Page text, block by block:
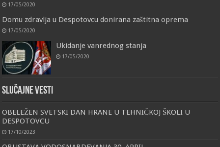
17/05/2020
Domu zdravlja u Despotovcu donirana zaštitna oprema
17/05/2020
Ukidanje vanrednog stanja
17/05/2020
Slučajne vesti
OBELEŽEN SVETSKI DAN HRANE U TEHNIČKOJ ŠKOLI U
DESPOTOVCU
17/10/2023